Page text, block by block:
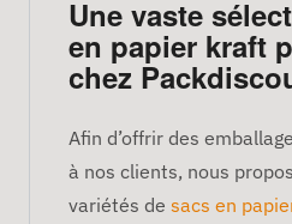
Une vaste
en papier kraft
chez
Afin d’offrir des
à nos clients, nous
variétés de sacs en